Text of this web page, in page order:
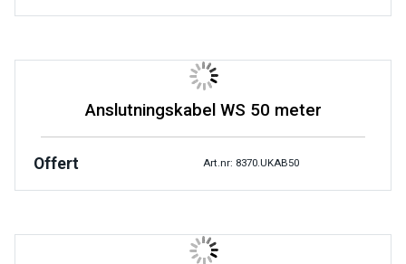
Anslutningskabel WS 50 meter
Offert Art.nr: 8370.UKAB50